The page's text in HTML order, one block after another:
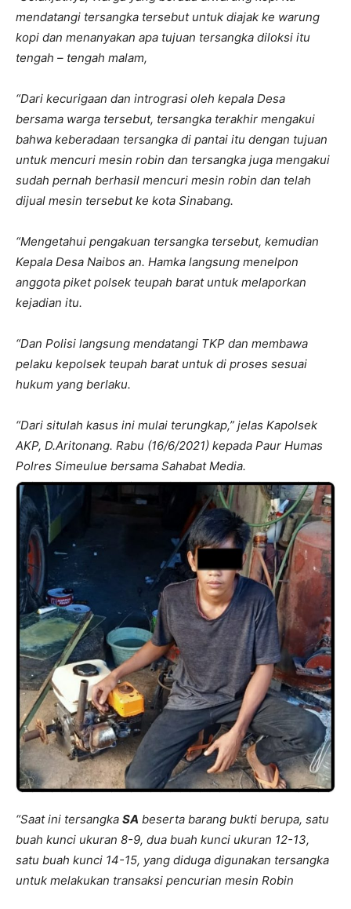
mendatangi tersangka tersebut untuk diajak ke warung
kopi dan menanyakan apa tujuan tersangka diloksi itu
tengah – tengah malam,
“Dari kecurigaan dan intrograsi oleh kepala Desa
bersama warga tersebut, tersangka terakhir mengakui
bahwa keberadaan tersangka di pantai itu dengan tujuan
untuk mencuri mesin robin dan tersangka juga mengakui
sudah pernah berhasil mencuri mesin robin dan telah
dijual mesin tersebut ke kota Sinabang.
“Mengetahui pengakuan tersangka tersebut, kemudian
Kepala Desa Naibos an. Hamka langsung menelpon
anggota piket polsek teupah barat untuk melaporkan
kejadian itu.
“Dan Polisi langsung mendatangi TKP dan membawa
pelaku kepolsek teupah barat untuk di proses sesuai
hukum yang berlaku.
“Dari situlah kasus ini mulai terungkap,” jelas Kapolsek
AKP, D.Aritonang. Rabu (16/6/2021) kepada Paur Humas
Polres Simeulue bersama Sahabat Media.
“Saat ini tersangka SA beserta barang bukti berupa, satu
buah kunci ukuran 8-9, dua buah kunci ukuran 12-13,
satu buah kunci 14-15, yang diduga digunakan tersangka
untuk melakukan transaksi pencurian mesin Robin